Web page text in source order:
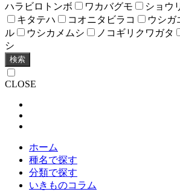
ハラビロトンボ ワカバグモ
ショウ
キタテハ
コオニタビラコ ウシガ
ル
ウシカメムシ ノコギリクワガタ
シ
検索
CLOSE
ホーム
種名で探す
分類で探す
いきものコラム